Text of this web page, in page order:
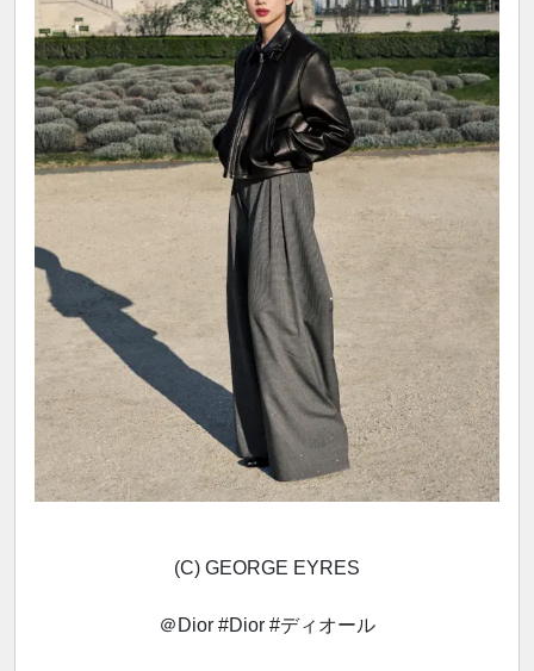
(C) GEORGE EYRES
＠Dior #Dior #ディオール